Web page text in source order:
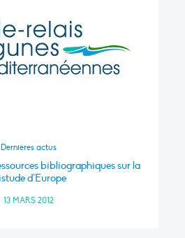
Dernières actus
bibliographiques sur la
d’Europe
13 MARS 2012